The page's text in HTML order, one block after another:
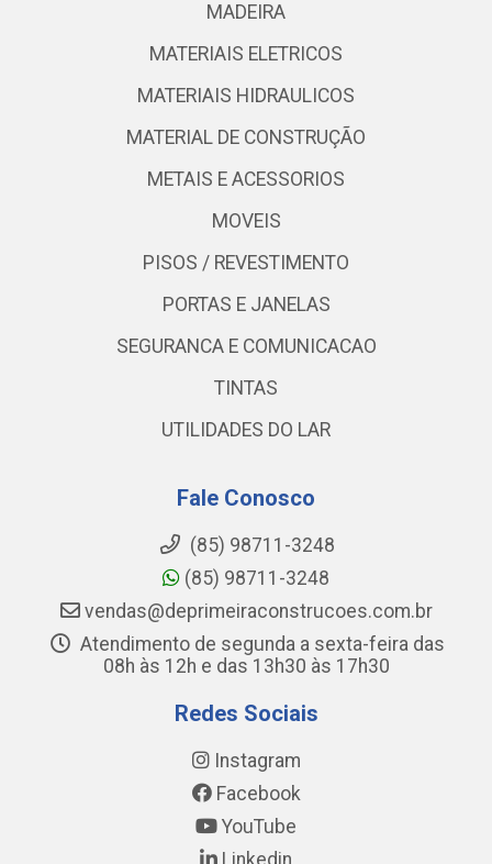
MADEIRA
MATERIAIS ELETRICOS
MATERIAIS HIDRAULICOS
MATERIAL DE CONSTRUÇÃO
METAIS E ACESSORIOS
MOVEIS
PISOS / REVESTIMENTO
PORTAS E JANELAS
SEGURANCA E COMUNICACAO
TINTAS
UTILIDADES DO LAR
Fale Conosco
(85) 98711-3248
(85) 98711-3248
vendas@deprimeiraconstrucoes.com.br
Atendimento de segunda a sexta-feira das
08h às 12h e das 13h30 às 17h30
Redes Sociais
Instagram
Facebook
YouTube
Linkedin